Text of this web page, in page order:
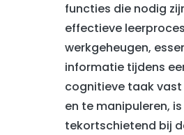
functies die nodig
effectieve
werkgeheugen,
informatie tijdens
cognitieve taak
en te manipuleren,
tekortschietend bij